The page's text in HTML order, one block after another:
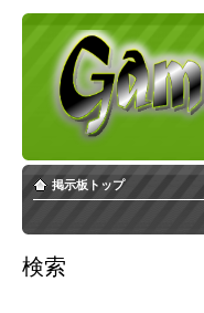
掲示板トップ
検索